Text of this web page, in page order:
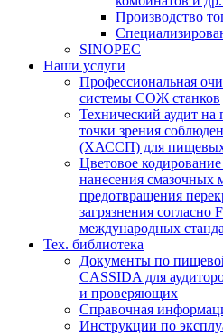
Производство
SINOPEC
Наши услуги
Профессиональная
системы СОЖ станков
Технический аудит на
точки зрения
(ХАССП) для пищевых
Цветовое
нанесения смазочных
предотвращения
загрязнения согласно
международных
Тех. библиотека
Документы по
CASSIDA для
и проверяющих
Справочная
Инструкции по